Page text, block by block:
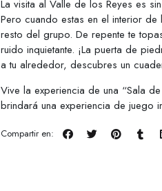
La visita al Valle de los Reyes es
Pero cuando estas en el interior
resto del grupo. De repente te
ruido inquietante. ¡La puerta de
a tu alrededor, descubres un
Vive la experiencia de una “Sala
brindará una experiencia de juego
Compartir en: